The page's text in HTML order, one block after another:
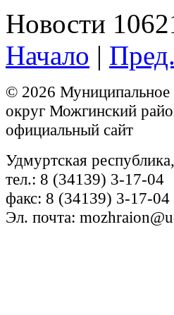
Новости
Начало | Пред.
© 2026
округ Можгинский
официальный сайт
Удмуртская
тел.: 8 (34139) 3-17-04
факс: 8 (34139) 3-17-04
Эл. почта: